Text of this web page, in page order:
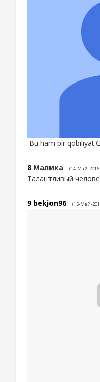
Bu ham bir
8 Малика (14-Май-2016
Талантливый
9 bekjon96 (15-Май-